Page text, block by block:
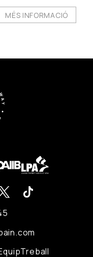
MÉS INFORMACIÓ
Treball